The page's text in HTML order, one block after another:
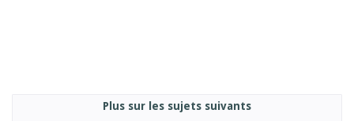
Plus sur les sujets suivants